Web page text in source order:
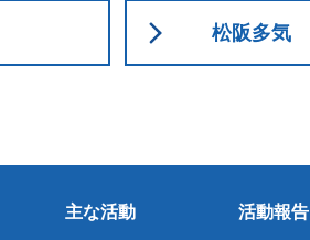
松阪多気
主な活動 活動報告